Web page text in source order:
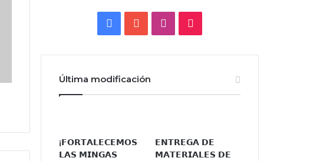
FacebookYouTubeInstagram
Última modificación
¡𝗙𝗢𝗥𝗧𝗔𝗟𝗘𝗖𝗘𝗠𝗢𝗦
𝗟𝗔𝗦 𝗠𝗜𝗡𝗚𝗔𝗦
𝗘𝗡𝗧𝗥𝗘𝗚𝗔 𝗗𝗘
𝗠𝗔𝗧𝗘𝗥𝗜𝗔𝗟𝗘𝗦 𝗗𝗘